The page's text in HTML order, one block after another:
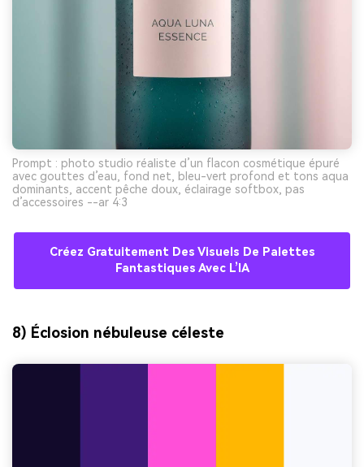
Prompt : photo studio réaliste d’un flacon cosmétique épuré
avec gouttes d’eau, fond net, bleu-vert profond et tons aqua
dominants, accent pêche doux, éclairage softbox, pas
d’accessoires --ar 4:3
Créez Gratuitement Des Visuels De Palettes
Fantastiques Avec L’IA
8) Éclosion nébuleuse céleste